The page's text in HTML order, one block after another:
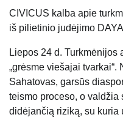
CIVICUS kalba apie
iš pilietinio judėjimo
Liepos 24 d.
„grėsme viešajai
Sahatovas, garsūs
teismo proceso, o
didėjančią riziką, su kuria